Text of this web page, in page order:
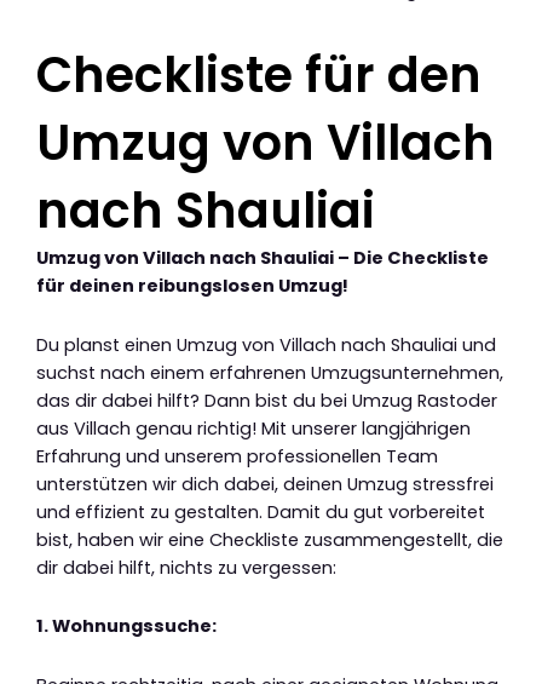
Checkliste für den
Umzug von Villach
nach Shauliai
Umzug von Villach nach Shauliai – Die Checkliste
für deinen reibungslosen Umzug!
Du planst einen Umzug von Villach nach Shauliai und
suchst nach einem erfahrenen Umzugsunternehmen,
das dir dabei hilft? Dann bist du bei Umzug Rastoder
aus Villach genau richtig! Mit unserer langjährigen
Erfahrung und unserem professionellen Team
unterstützen wir dich dabei, deinen Umzug stressfrei
und effizient zu gestalten. Damit du gut vorbereitet
bist, haben wir eine Checkliste zusammengestellt, die
dir dabei hilft, nichts zu vergessen:
1. Wohnungssuche: